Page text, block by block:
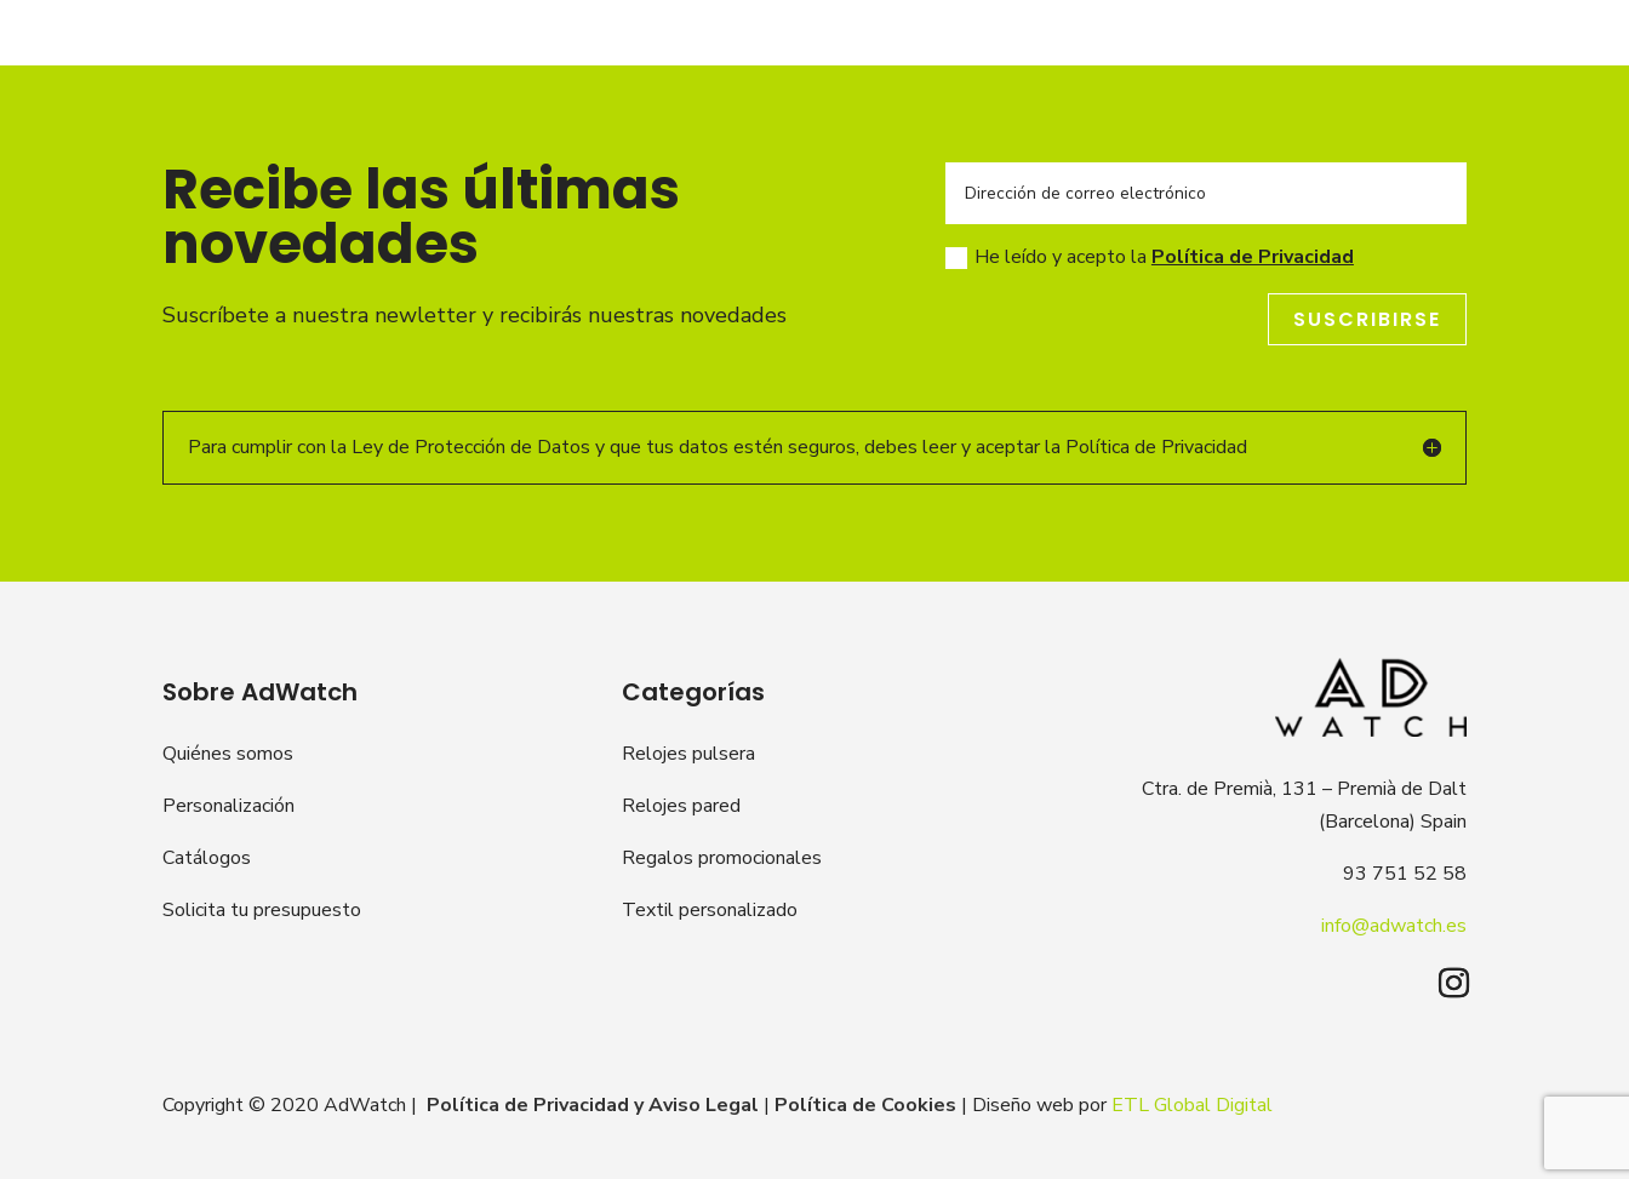
Recibe las últimas
novedades
Suscríbete a nuestra newletter y recibirás nuestras novedades
He leído y acepto la Política de Privacidad
SUSCRIBIRSE
Para cumplir con la Ley de Protección de Datos y que tus datos estén seguros, debes leer y aceptar la Política de Privacidad
Sobre AdWatch
Quiénes somos
Personalización
Catálogos
Solicita tu presupuesto
Categorías
Relojes pulsera
Relojes pared
Regalos promocionales
Textil personalizado
Ctra. de Premià, 131 – Premià de Dalt
(Barcelona) Spain
93 751 52 58
info@adwatch.es
Copyright © 2020 AdWatch | Política de Privacidad y Aviso Legal | Política de Cookies | Diseño web porETL Global Digital